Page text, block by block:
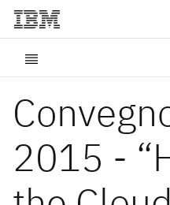
2015 -